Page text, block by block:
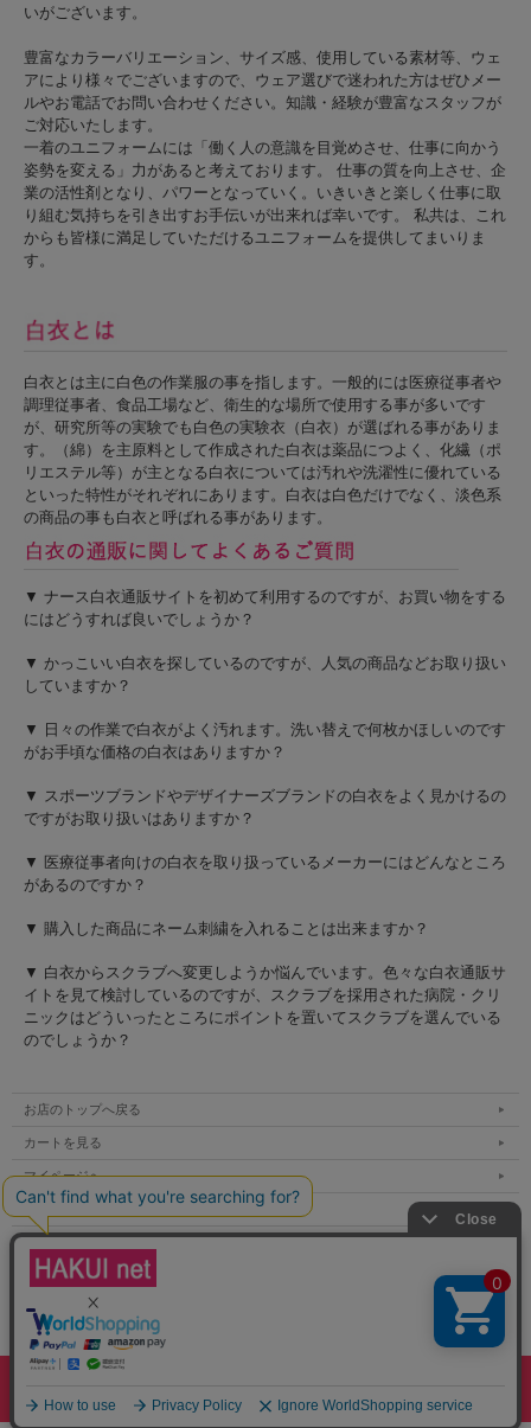
いがございます。
豊富なカラーバリエーション、サイズ感、使用している素材等、ウェ
アにより様々でございますので、ウェア選びで迷われた方はぜひメー
ルやお電話でお問い合わせください。知識・経験が豊富なスタッフが
ご対応いたします。
一着のユニフォームには「働く人の意識を目覚めさせ、仕事に向かう
姿勢を変える」力があると考えております。 仕事の質を向上させ、企
業の活性剤となり、パワーとなっていく。いきいきと楽しく仕事に取
り組む気持ちを引き出すお手伝いが出来れば幸いです。 私共は、これ
からも皆様に満足していただけるユニフォームを提供してまいりま
す。
白衣とは主に白色の作業服の事を指します。一般的には医療従事者や
調理従事者、食品工場など、衛生的な場所で使用する事が多いです
が、研究所等の実験でも白色の実験衣（白衣）が選ばれる事がありま
す。（綿）を主原料として作成された白衣は薬品につよく、化繊（ポ
リエステル等）が主となる白衣については汚れや洗濯性に優れている
といった特性がそれぞれにあります。白衣は白色だけでなく、淡色系
の商品の事も白衣と呼ばれる事があります。
▼ ナース白衣通販サイトを初めて利用するのですが、お買い物をする
にはどうすれば良いでしょうか？
▼ かっこいい白衣を探しているのですが、人気の商品などお取り扱い
していますか？
▼ 日々の作業で白衣がよく汚れます。洗い替えで何枚かほしいのです
がお手頃な価格の白衣はありますか？
▼ スポーツブランドやデザイナーズブランドの白衣をよく見かけるの
ですがお取り扱いはありますか？
▼ 医療従事者向けの白衣を取り扱っているメーカーにはどんなところ
があるのですか？
▼ 購入した商品にネーム刺繍を入れることは出来ますか？
▼ 白衣からスクラブへ変更しようか悩んでいます。色々な白衣通販サ
イトを見て検討しているのですが、スクラブを採用された病院・クリ
ニックはどういったところにポイントを置いてスクラブを選んでいる
のでしょうか？
お店のトップへ戻る
カートを見る
マイページへ
特定商取引法表示
個人情報の取扱い
サイトマップ
Copyright (C) All Rights Reserved.